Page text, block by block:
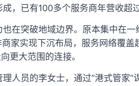
，已有100多个服务商年营收超
在突破地域边界。原本集中在
商家实现下沉布局，服务网络覆
更大范围的连接。
人员的李女士，通过“港式管家